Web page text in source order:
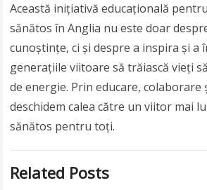
Această inițiativă educațională
sănătos în Anglia nu este doar
cunoștințe, ci și despre a inspira și a
generațiile viitoare să trăiască vieți
de energie. Prin educare, colaborare
deschidem calea către un viitor mai
sănătos pentru toți.
Related Posts